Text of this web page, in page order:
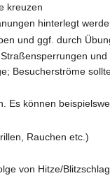
kreuzen
hinterlegt
und ggf. durch
Besucherströme
Es können
Rauchen etc.)
von Hitze/Blitzschlag